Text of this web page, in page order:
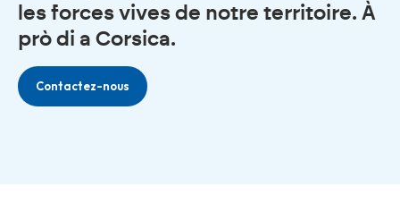
les forces vives de notre territoire. À
prò di a Corsica.
Contactez-nous